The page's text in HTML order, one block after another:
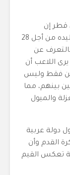
قطر إن
المجتمع العربي لن يغير دينه وعاداته وتقاليده من أجل 28
عن
اللاعب أن
فقط وليس
بينهم، مما
والميول
دولة عربية
القدم وأن
تعكس القيم